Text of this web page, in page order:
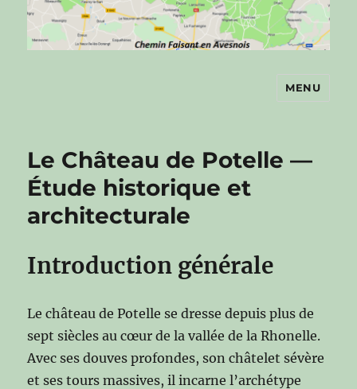
Chemin faisant en Avesnois
MENU
Le Château de Potelle —
Étude historique et
architecturale
Introduction générale
Le château de Potelle se dresse depuis plus de
sept siècles au cœur de la vallée de la Rhonelle.
Avec ses douves profondes, son châtelet sévère
et ses tours massives, il incarne l’archétype